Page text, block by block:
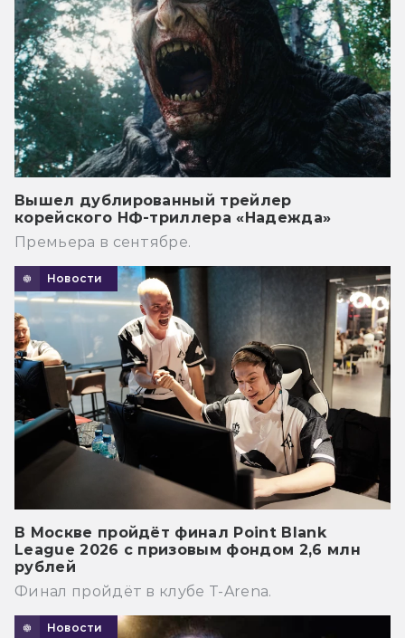
Вышел дублированный трейлер
корейского НФ-триллера «Надежда»
Премьера в сентябре.
Новости
В Москве пройдёт финал Point Blank
League 2026 с призовым фондом 2,6 млн
рублей
Финал пройдёт в клубе T-Arena.
Новости